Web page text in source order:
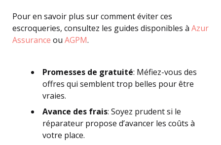
Pour en savoir plus sur comment éviter ces
escroqueries, consultez les guides disponibles à Azur
Assurance ou AGPM.
Promesses de gratuité: Méfiez-vous des
offres qui semblent trop belles pour être
vraies.
Avance des frais: Soyez prudent si le
réparateur propose d’avancer les coûts à
votre place.